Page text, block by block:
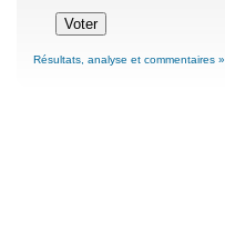
Résultats, analyse et commentaires »